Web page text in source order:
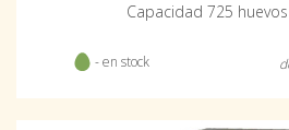
Capacidad 725
- en stock